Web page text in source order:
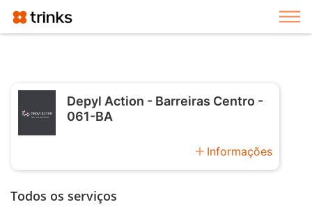
Depyl Action - Barreiras Centro -
061-BA
add Informações
Todos os serviços